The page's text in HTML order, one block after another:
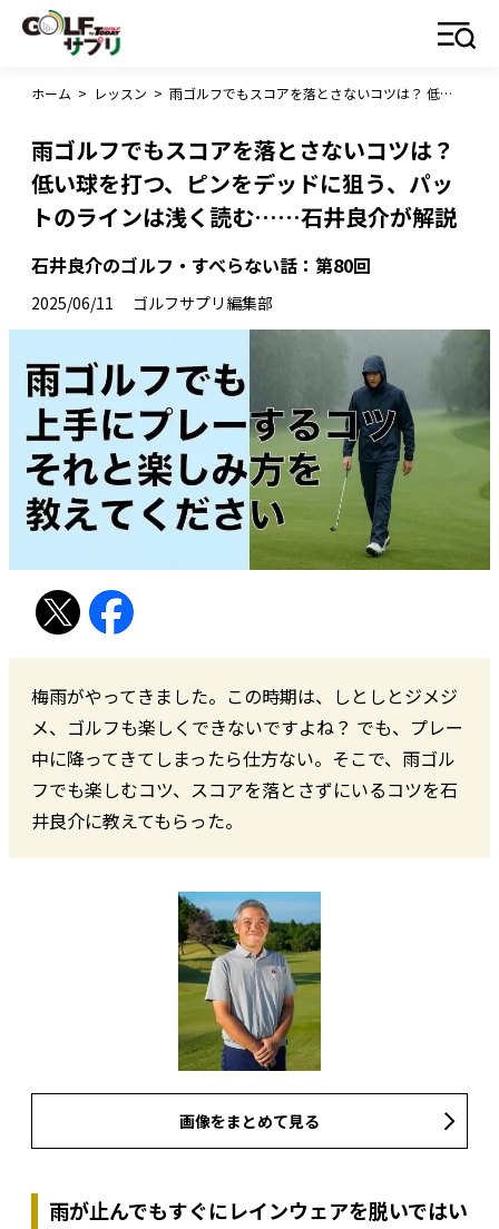
ホーム > レッスン > 雨ゴルフでもスコアを落とさないコツは？ 低い球を打つ、ピンをデッドに狙う、パットのラインは浅く読む……石井良介が解説
雨ゴルフでもスコアを落とさないコツは？
低い球を打つ、ピンをデッドに狙う、パッ
トのラインは浅く読む……石井良介が解説
石井良介のゴルフ・すべらない話：第80回
2025/06/11 ゴルフサプリ編集部
梅雨がやってきました。この時期は、しとしとジメジ
メ、ゴルフも楽しくできないですよね？ でも、プレー
中に降ってきてしまったら仕方ない。そこで、雨ゴル
フでも楽しむコツ、スコアを落とさずにいるコツを石
井良介に教えてもらった。
画像をまとめて見る
雨が止んでもすぐにレインウェアを脱いではい